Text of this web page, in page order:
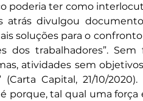
poderia ter como
atrás divulgou
soluções para o
dos trabalhadores”. Sem
atividades sem
Capital, 21/10/2020).
porque, tal qual uma força